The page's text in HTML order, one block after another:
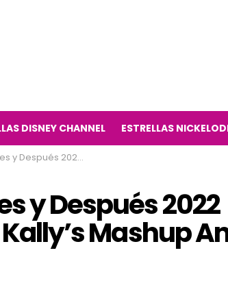
DISNEY CHANNEL ESTRELLAS
Kally’s Mashup Antes y Ahora 2022)
y Después 2022
Mashup